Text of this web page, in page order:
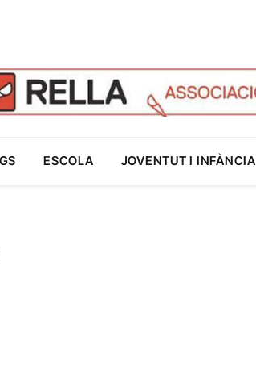
ESCOLA JOVENTUT I INFÀNCIA